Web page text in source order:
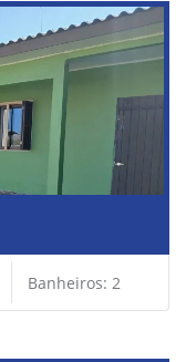
Banheiros: 2